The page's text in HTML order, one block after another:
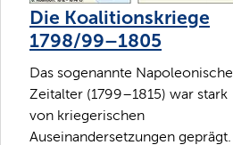
Die Koalitionskriege
1798/99–1805
Das sogenannte Napoleonische
Zeitalter (1799–1815) war stark
von kriegerischen
Auseinandersetzungen geprägt.